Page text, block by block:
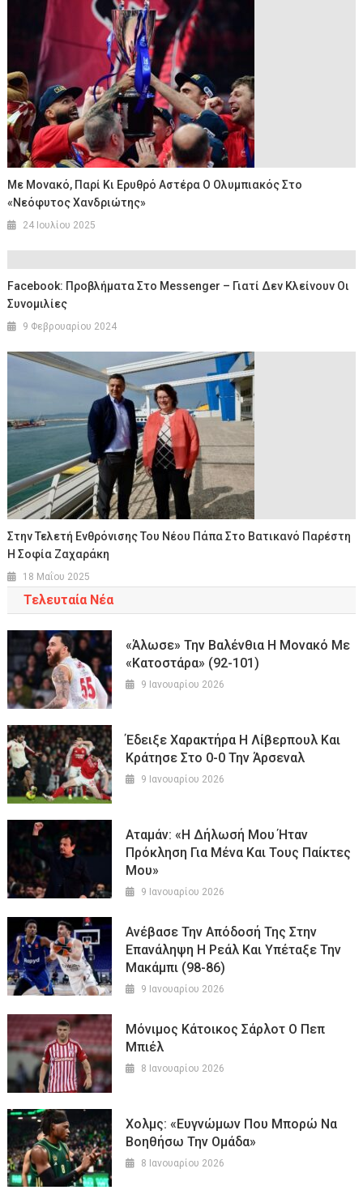
Με Μονακό, Παρί Κι Ερυθρό Αστέρα Ο Ολυμπιακός Στο
«Νεόφυτος Χανδριώτης»
24 Ιουλίου 2025
Facebook: Προβλήματα Στο Messenger – Γιατί Δεν Κλείνουν Οι
Συνομιλίες
9 Φεβρουαρίου 2024
Στην Τελετή Ενθρόνισης Του Νέου Πάπα Στο Βατικανό Παρέστη
Η Σοφία Ζαχαράκη
18 Μαΐου 2025
Τελευταία Νέα
«Άλωσε» Την Βαλένθια Η Μονακό Με
«κατοστάρα» (92-101)
9 Ιανουαρίου 2026
Έδειξε Χαρακτήρα Η Λίβερπουλ Και
Κράτησε Στο 0-0 Την Άρσεναλ
9 Ιανουαρίου 2026
Αταμάν: «Η Δήλωσή Μου Ήταν
Πρόκληση Για Μένα Και Τους Παίκτες
Μου»
9 Ιανουαρίου 2026
Ανέβασε Την Απόδοσή Της Στην
Επανάληψη Η Ρεάλ Και Υπέταξε Την
Μακάμπι (98-86)
9 Ιανουαρίου 2026
Μόνιμος Κάτοικος Σάρλοτ Ο Πεπ
Μπιέλ
8 Ιανουαρίου 2026
Χολμς: «Ευγνώμων Που Μπορώ Να
Βοηθήσω Την Ομάδα»
8 Ιανουαρίου 2026